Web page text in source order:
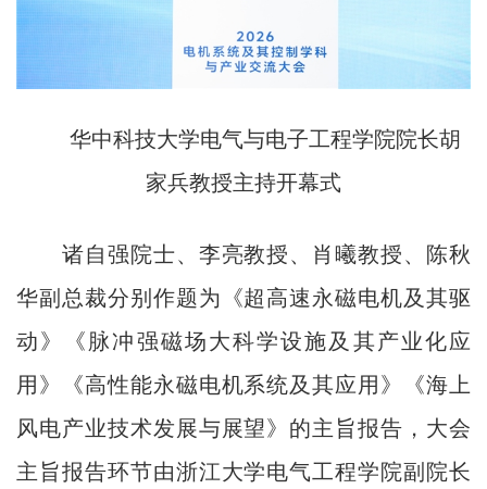
华中科技大学电气与电子工程学院院长胡
家兵教授主持开幕式
诸自强院士、李亮教授、肖曦教授、陈秋
华副总裁分别作题为《超高速永磁电机及其驱
动》《脉冲强磁场大科学设施及其产业化应
用》《高性能永磁电机系统及其应用》《海上
风电产业技术发展与展望》的主旨报告，大会
主旨报告环节由浙江大学电气工程学院副院长